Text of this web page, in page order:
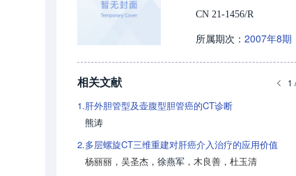
CN 21-1456/R
所属期次： 2007年8期
相关文献 1
1.肝外胆管型及壶腹型胆管癌的CT诊断
熊涛
2.多层螺旋CT三维重建对肝癌介入治疗的应用价值
杨丽丽 ， 吴圣杰 ， 徐燕军 ， 木良善 ， 杜玉清